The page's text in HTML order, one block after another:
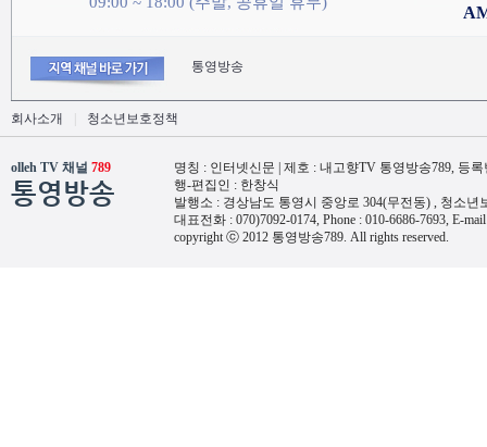
통영방송
회사소개 청소년보호정책
olleh TV 채널 789
통영방송
명칭 : 인터넷신문 | 제호 : 내고향TV 통영방송789, 등
행-편집인 : 한창식
발행소 : 경상남도 통영시 중앙로 304(무전동) , 청소년
대표전화 : 070)7092-0174, Phone : 010-6686-7693, E-
copyright ⓒ 2012 통영방송789. All rights reserved.